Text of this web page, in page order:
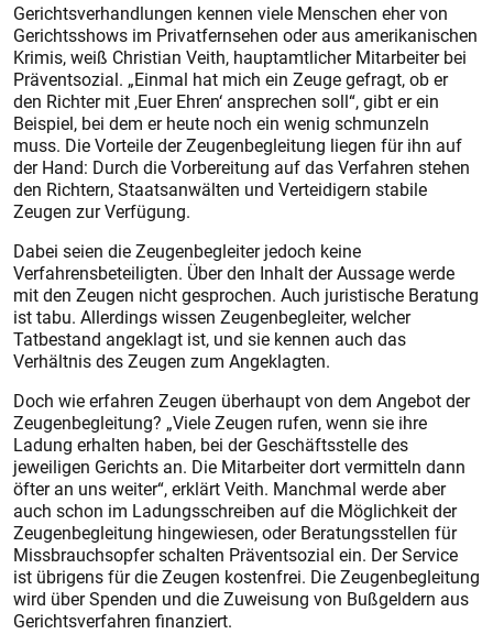
Gerichtsverhandlungen kennen viele Menschen eher von
Gerichtsshows im Privatfernsehen oder aus amerikanischen
Krimis, weiß Christian Veith, hauptamtlicher Mitarbeiter bei
Präventsozial. „Einmal hat mich ein Zeuge gefragt, ob er
den Richter mit ,Euer Ehren‘ ansprechen soll“, gibt er ein
Beispiel, bei dem er heute noch ein wenig schmunzeln
muss. Die Vorteile der Zeugenbegleitung liegen für ihn auf
der Hand: Durch die Vorbereitung auf das Verfahren stehen
den Richtern, Staatsanwälten und Verteidigern stabile
Zeugen zur Verfügung.
Dabei seien die Zeugenbegleiter jedoch keine
Verfahrensbeteiligten. Über den Inhalt der Aussage werde
mit den Zeugen nicht gesprochen. Auch juristische Beratung
ist tabu. Allerdings wissen Zeugenbegleiter, welcher
Tatbestand angeklagt ist, und sie kennen auch das
Verhältnis des Zeugen zum Angeklagten.
Doch wie erfahren Zeugen überhaupt von dem Angebot der
Zeugenbegleitung? „Viele Zeugen rufen, wenn sie ihre
Ladung erhalten haben, bei der Geschäftsstelle des
jeweiligen Gerichts an. Die Mitarbeiter dort vermitteln dann
öfter an uns weiter“, erklärt Veith. Manchmal werde aber
auch schon im Ladungsschreiben auf die Möglichkeit der
Zeugenbegleitung hingewiesen, oder Beratungsstellen für
Missbrauchsopfer schalten Präventsozial ein. Der Service
ist übrigens für die Zeugen kostenfrei. Die Zeugenbegleitung
wird über Spenden und die Zuweisung von Bußgeldern aus
Gerichtsverfahren finanziert.